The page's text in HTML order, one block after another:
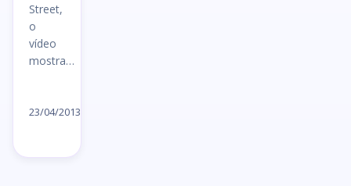
Street,
o
vídeo
mostra…
23/04/2013